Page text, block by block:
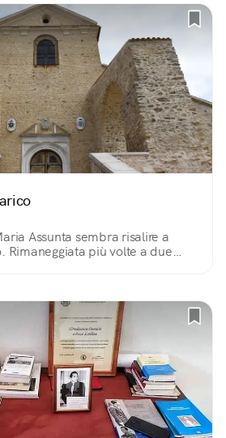
Assunta sembra risalire a
Rimaneggiata più volte a due